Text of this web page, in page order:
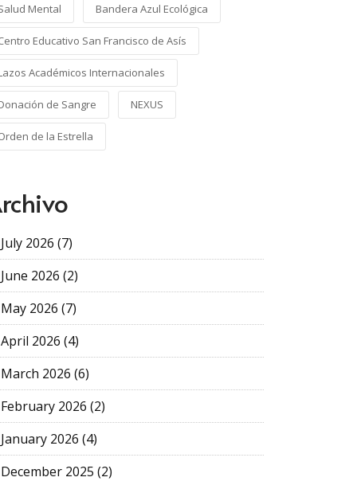
Mental Bandera Azul Ecológica
Educativo San Francisco de Asís
Académicos Internacionales
de Sangre NEXUS
de la Estrella
July 2026 (7)
June 2026 (2)
May 2026 (7)
April 2026 (4)
March 2026 (6)
February 2026 (2)
January 2026 (4)
December 2025 (2)